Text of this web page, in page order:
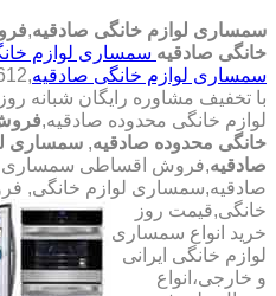
سمساری لوازم خانگی صادقیه,
خانگی صادقیه سمساری لوازم
سمساری لوازم خانگی صادقیه
با تخفیف مشاوره رایگان شبانه
لوازم خانگی محدوده صادقیه,
خانگی محدوده صادقیه, سمساری
صادقیه,فروش اقساطی سمساری
صادقیه,سمساری لوازم خانگی,
خانگی,قیمت روز
خرید انواع سمساری
لوازم خانگی ایرانی
و خارجی،انواع